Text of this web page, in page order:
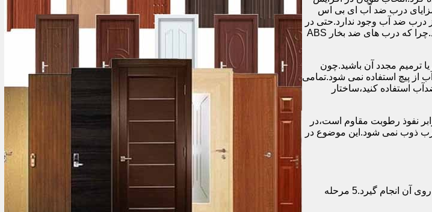
درب ضد آب ای بی اس
درب ضد آب وجود ندارد.حتی در
شهرهای شمالی ایران که درصد رطوبت در محیط،بسیار است،می توان از این درب ها استفاده کرد.چرا که درب های ضد بخار ABS
ترمیم مجدد آن باشید.چون
از پیچ استفاده نمی شود.تمامی
استفاده کنید،ساختار
نفوذ رطوبت مقاوم است،در
ذوب نمی شود.این موضوع در
برای حصول اطمینان از عملکرد دربهای ضد حریق مطابق با دسته بندی و مقاومت آن ها،باید تست روی آن انجام گیرد.5 مرحله